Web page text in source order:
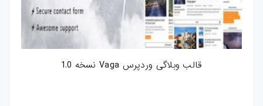
قالب وبلاگی وردپرس Vaga نسخه 1.0